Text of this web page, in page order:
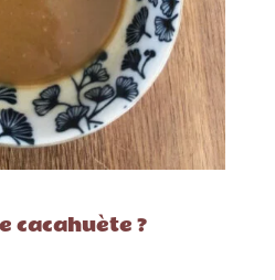
cacahuète ?